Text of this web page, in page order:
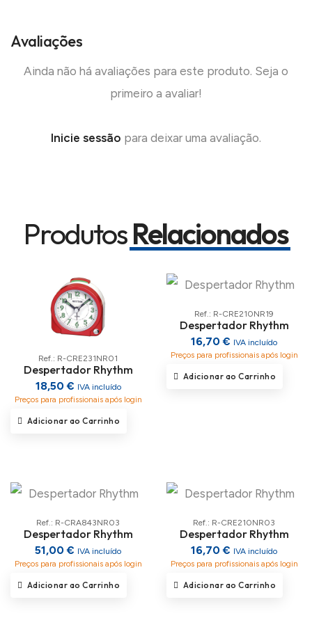
Avaliações
Ainda não há avaliações para este produto. Seja o
primeiro a avaliar!
Inicie sessão para deixar uma avaliação.
ProdutosRelacionados
Ref.: R-CRE231NR01
Despertador Rhythm
18,50 € IVA incluído
Preços para profissionais após login
Adicionar ao Carrinho
Ref.: R-CRE210NR19
Despertador Rhythm
16,70 € IVA incluído
Preços para profissionais após login
Adicionar ao Carrinho
Ref.: R-CRA843NR03
Despertador Rhythm
51,00 € IVA incluído
Preços para profissionais após login
Adicionar ao Carrinho
Ref.: R-CRE210NR03
Despertador Rhythm
16,70 € IVA incluído
Preços para profissionais após login
Adicionar ao Carrinho